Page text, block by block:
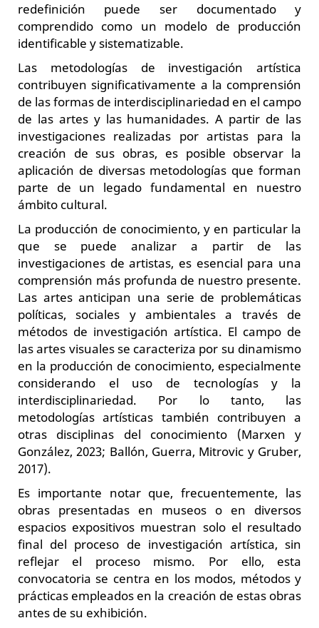
redefinición puede ser documentado y
comprendido como un modelo de producción
identificable y sistematizable.
Las metodologías de investigación artística
contribuyen significativamente a la comprensión
de las formas de interdisciplinariedad en el campo
de las artes y las humanidades. A partir de las
investigaciones realizadas por artistas para la
creación de sus obras, es posible observar la
aplicación de diversas metodologías que forman
parte de un legado fundamental en nuestro
ámbito cultural.
La producción de conocimiento, y en particular la
que se puede analizar a partir de las
investigaciones de artistas, es esencial para una
comprensión más profunda de nuestro presente.
Las artes anticipan una serie de problemáticas
políticas, sociales y ambientales a través de
métodos de investigación artística. El campo de
las artes visuales se caracteriza por su dinamismo
en la producción de conocimiento, especialmente
considerando el uso de tecnologías y la
interdisciplinariedad. Por lo tanto, las
metodologías artísticas también contribuyen a
otras disciplinas del conocimiento (Marxen y
González, 2023; Ballón, Guerra, Mitrovic y Gruber,
2017).
Es importante notar que, frecuentemente, las
obras presentadas en museos o en diversos
espacios expositivos muestran solo el resultado
final del proceso de investigación artística, sin
reflejar el proceso mismo. Por ello, esta
convocatoria se centra en los modos, métodos y
prácticas empleados en la creación de estas obras
antes de su exhibición.